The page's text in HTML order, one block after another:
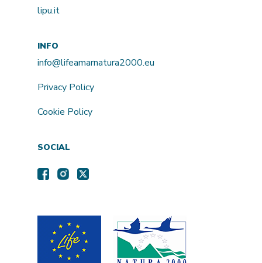
lipu.it
INFO
info@lifeamarnatura2000.eu
Privacy Policy
Cookie Policy
SOCIAL